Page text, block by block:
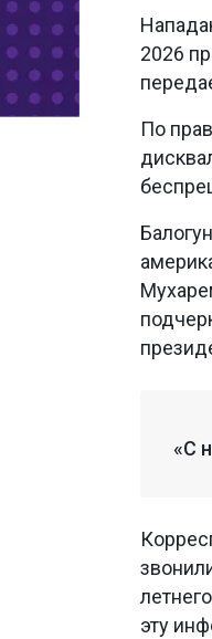
2026
По
«С
эту